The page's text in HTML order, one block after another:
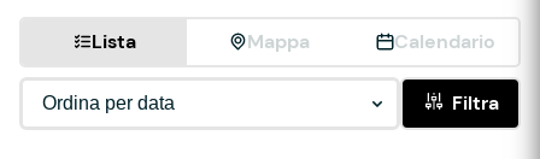
Lista Mappa Calendario
Filtra